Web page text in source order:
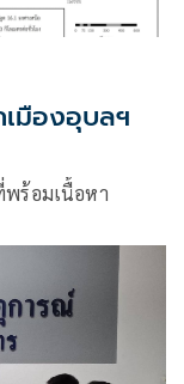
เมืองอุบลฯ
ร้อมเนื้อหา